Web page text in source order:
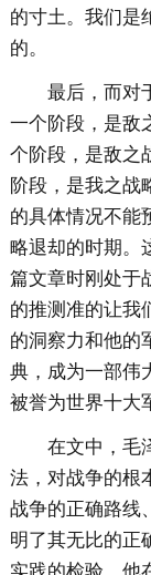
的寸土。我们是
的。
最后，而对
一个阶段，是敌
个阶段，是敌之
阶段，是我之战
的具体情况不能
略退却的时期。
篇文章时刚处于
的推测准的让我
的洞察力和他的
典，成为一部伟
被誉为世界十大
在文中，毛
法，对战争的根
战争的正确路线
明了其无比的正